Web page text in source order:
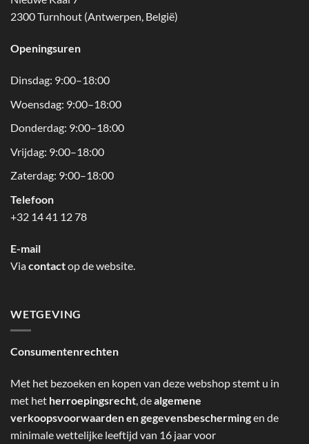
2300 Turnhout (Antwerpen, België)
Openingsuren
Dinsdag: 9:00–18:00
Woensdag: 9:00–18:00
Donderdag: 9:00–18:00
Vrijdag: 9:00–18:00
Zaterdag: 9:00–18:00
Telefoon
+32 14 41 12 78
E-mail
Viacontactop de website.
WETGEVING
Consumentenrechten
Met het bezoeken en kopen van deze webshop stemt u in
met het herroepingsrecht, dealgemene
verkoopsvoorwaarden en gegevensbeschermingen de
minimale wettelijke leeftijd van 16 jaar voor